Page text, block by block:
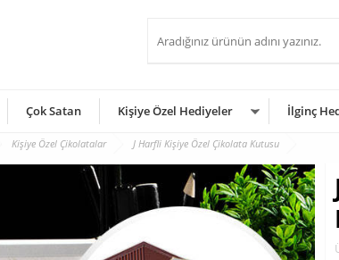
Çok Satan Kişiye Özel Hediyeler İlginç
Kişiye Özel Çikolatalar J Harfli Kişiye Özel Çikolata Kutusu